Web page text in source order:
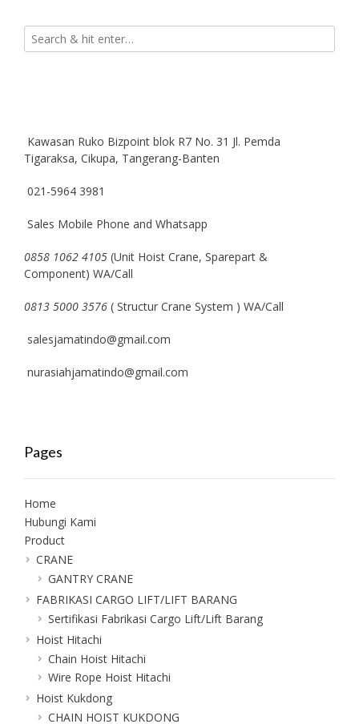
Kawasan Ruko Bizpoint blok R7 No. 31 Jl. Pemda
Tigaraksa, Cikupa, Tangerang-Banten
021-5964 3981
Sales Mobile Phone and Whatsapp
0858 1062 4105 (Unit Hoist Crane, Sparepart &
Component) WA/Call
0813 5000 3576 ( Structur Crane System ) WA/Call
salesjamatindo@gmail.com
nurasiahjamatindo@gmail.com
Pages
Home
Hubungi Kami
Product
CRANE
GANTRY CRANE
FABRIKASI CARGO LIFT/LIFT BARANG
Sertifikasi Fabrikasi Cargo Lift/Lift Barang
Hoist Hitachi
Chain Hoist Hitachi
Wire Rope Hoist Hitachi
Hoist Kukdong
CHAIN HOIST KUKDONG